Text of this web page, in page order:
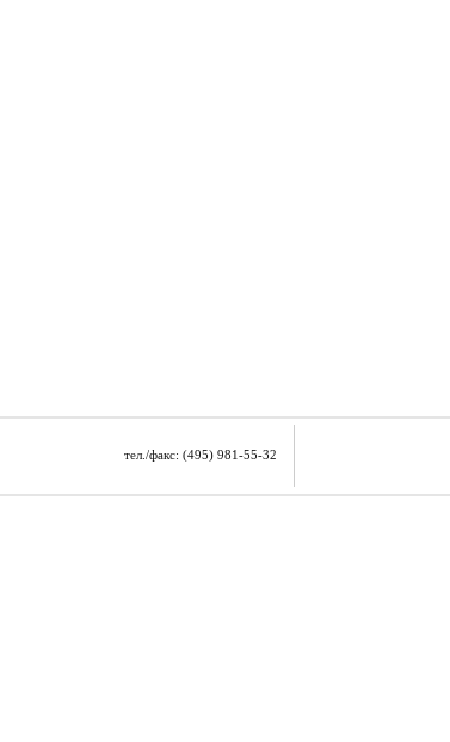
тел./факс: (495) 981-55-32